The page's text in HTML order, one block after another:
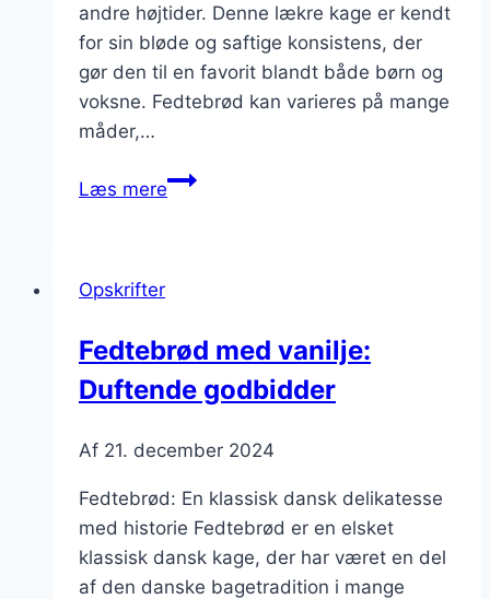
andre højtider. Denne lækre kage er kendt
for sin bløde og saftige konsistens, der
gør den til en favorit blandt både børn og
voksne. Fedtebrød kan varieres på mange
måder,…
Læs mereFedtebrød
festligheder
Opskrifter
Fedtebrød med vanilje:
Duftende godbidder
Af 21. december 2024
Fedtebrød: En klassisk dansk delikatesse
med historie Fedtebrød er en elsket
klassisk dansk kage, der har været en del
af den danske bagetradition i mange